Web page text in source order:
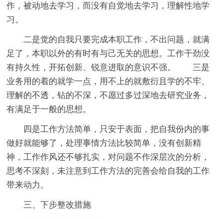
作，被动地去学习，而没有自觉地去学习，理解性地学
习。
二是觉的自我只要完成本职工作，不出问题，就满
足了，本职以外的有时有与己无关的思想。工作干劲没
有持久性，开拓创新、锐意进取的意识不强。 三是
业务用的着的就学一点，用不上的就敷衍且学的不牢、
理解的不透，钻的不深，不愿过多过深地去研究业务，
有满足于一般的思想。
四是工作方法简单，只安于表面，把自我份内的事
做好就能够了，处理事情方法比较简单，没有创新精
神，工作作风还不够扎实，对问题不作深层次的分析，
思考不深刻，未注意到工作方法的完善会给自我的工作
带来动力。
三、下步整改措施